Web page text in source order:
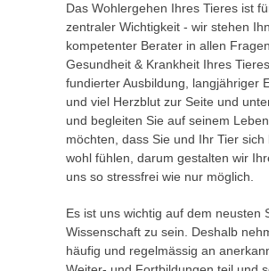
Das Wohlergehen Ihres Tieres ist
zentraler Wichtigkeit - wir stehen
kompetenter Berater in allen
Gesundheit & Krankheit Ihres
fundierter Ausbildung, langjähriger
und viel Herzblut zur Seite und
und begleiten Sie auf seinem
möchten, dass Sie und Ihr Tier sich
wohl fühlen, darum gestalten wir
uns so stressfrei wie nur möglich.
Es ist uns wichtig auf dem neusten
Wissenschaft zu sein. Deshalb
häufig und regelmässig an